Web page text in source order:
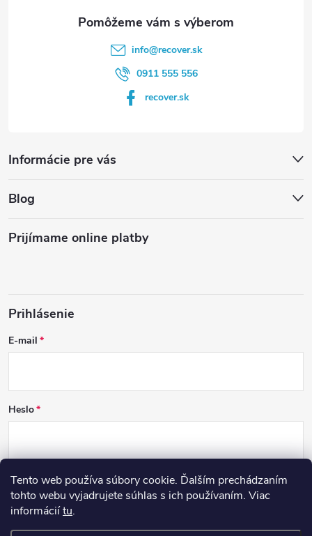
Tento web používa súbory cookie. Ďalším prechádzaním
tohto webu vyjadrujete súhlas s ich používaním. Viac
informáciítu.
info@recover.sk
0911 555 556
recover.sk
Informácie pre vás
Blog
Prijímame online platby
Prihlásenie
E-mail
Heslo
PRIHLÁSIŤ SA